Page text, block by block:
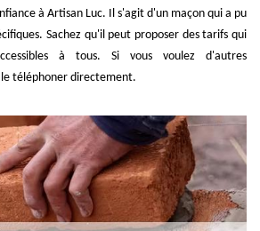
à Artisan Luc. Il s'agit d'un maçon qui a pu
Sachez qu'il peut proposer des tarifs qui
à tous. Si vous voulez d'autres
téléphoner directement.